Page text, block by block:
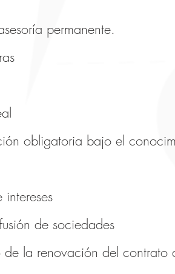
permanente.
obligatoria bajo el
de sociedades
la renovación del contrato